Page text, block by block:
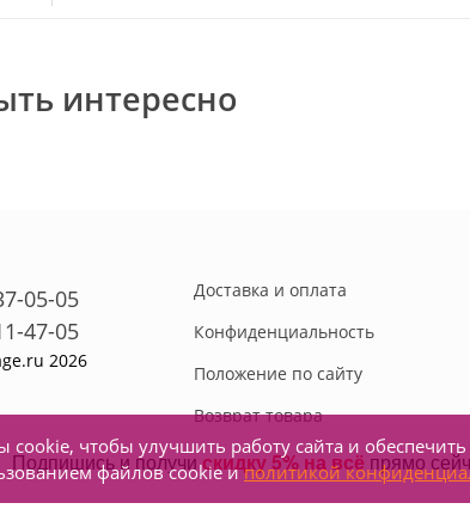
интересно
05-05
47-05
2026
Доставка и оплата
Конфиденциальность
Положение по сайту
Возврат товара
Реквизиты
Контакты
чтобы улучшить работу сайта и
файлов cookie иполитикой